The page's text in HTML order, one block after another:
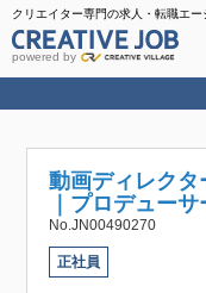
クリエイター専門の求人・転職エー
powered by
動画ディレク
｜プロデュー
No.JN00490270
正社員